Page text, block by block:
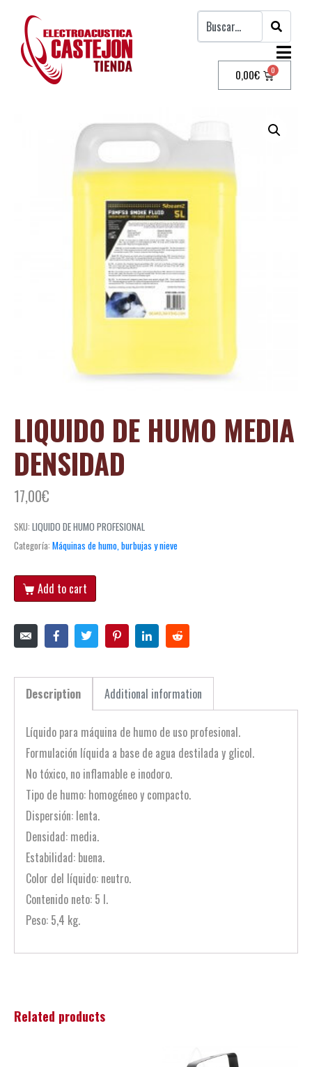
0,00€
LIQUIDO DE HUMO MEDIA
DENSIDAD
17,00€
SKU: LIQUIDO DE HUMO PROFESIONAL
Categoría: Máquinas de humo, burbujas y nieve
Add to cart
Description Additional information
Líquido para máquina de humo de uso profesional.
Formulación líquida a base de agua destilada y glicol.
No tóxico, no inflamable e inodoro.
Tipo de humo: homogéneo y compacto.
Dispersión: lenta.
Densidad: media.
Estabilidad: buena.
Color del líquido: neutro.
Contenido neto: 5 l.
Peso: 5,4 kg.
Related products